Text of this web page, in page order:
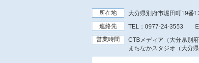
所在地
大分県別府市堀田町19番
連絡先
TEL： 0977-24-3553
営業時間
CTBメディア（大分県別
まちなかスタジオ（大分